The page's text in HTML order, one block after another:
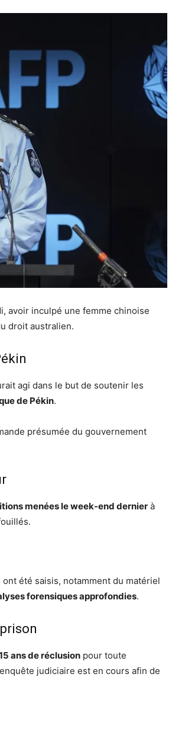
avoir inculpé une femme chinoise
droit australien.
agi dans le but de soutenir les
de Pékin.
présumée du gouvernement
menées le week-end dernier à
été saisis, notamment du matériel
forensiques approfondies.
ans de réclusion pour toute
judiciaire est en cours afin de